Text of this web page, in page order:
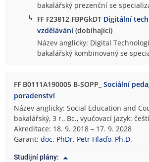
bakalářský prezenční se
↳ FF F23812 FBPGkDT Digitální
vzdělávání(dobíhající)
Název anglicky: Digital
bakalářský kombinovaný se
FF B0111A190005 B-SOPP_Sociální
poradenství
Název anglicky: Social Education and
bakalářský, 3 r., Bc., vyučovací jazyk:
Akreditace: 18. 9. 2018 – 17. 9. 2028
Garant:doc. PhDr. Petr Hlaďo, Ph.D.
Studijní plány: